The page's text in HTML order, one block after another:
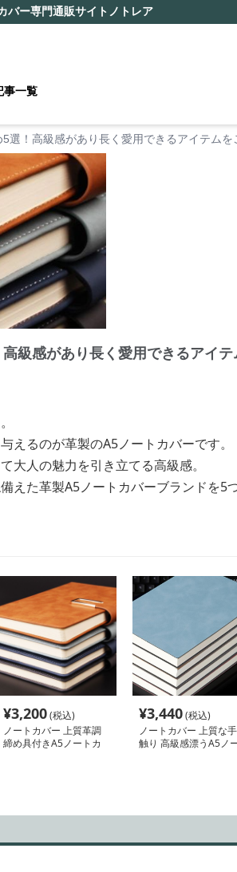
バー専門通販サイト ノトレア
事一覧
選！高級感があり長く愛用できるアイテムを
級感があり長く愛用できるアイ
えるのが革製のA5ノートカバーです。
大人の魅力を引き立てる高級感。
た革製A5ノートカバーブランドを5
¥3,200(税込)
ノートカバー 上質革調
締め具付きA5ノートカ
¥3,440(税込)
ノートカバー 上質な手
触り 高級感漂うA5ノ